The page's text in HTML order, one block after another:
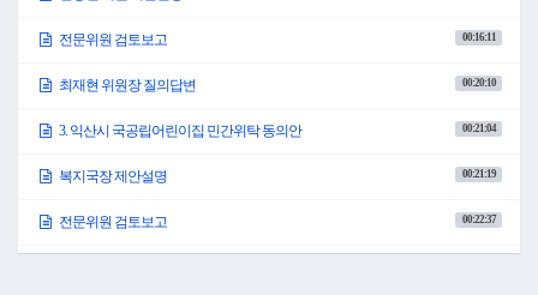
전문위원 검토보고 00:16:11
최재현 위원장 질의답변 00:20:10
3. 익산시 국공립어린이집 민간위탁 동의안 00:21:04
복지국장 제안설명 00:21:19
전문위원 검토보고 00:22:37